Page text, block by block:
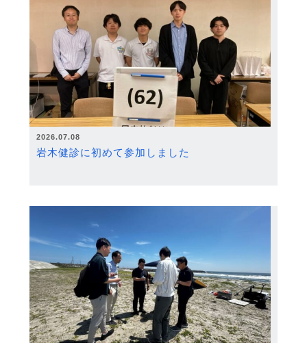
2026.07.08
岩木健診に初めて参加しました